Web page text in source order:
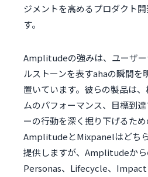
ジメントを高めるプロダクト
す。
Amplitudeの強みは、ユーザー
ルストーンを表すahaの瞬間を
置いています。彼らの製品は
ムのパフォーマンス、目標到
ーの行動を深く掘り下げるため
AmplitudeとMixpanelはどち
提供しますが、Amplitudeから
Personas、Lifecycle、Impact